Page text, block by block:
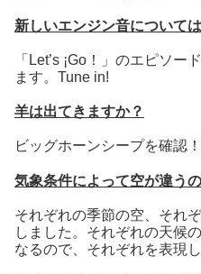
新しいエンジン音について
「Let’s ¡Go！」のエピソ
ます。Tune in!
羊は出てきますか？
ビッグホーンシープを確認！
気象条件によって空が違う
それぞれの季節の空、それ
しました。それぞれの天候
なるので、それぞれを表現